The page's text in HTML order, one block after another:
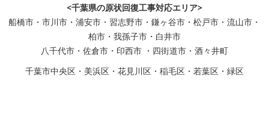
<千葉県の原状回復工事対応エリア>
船橋市・市川市・浦安市・習志野市・鎌ヶ谷市・松戸市・流山市・
柏市・我孫子市・白井市
八千代市・佐倉市・印西市 ・四街道市・酒々井町
千葉市中央区・美浜区・花見川区・稲毛区・若葉区・緑区